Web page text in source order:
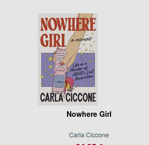
Nowhere Girl
Carla Ciccone